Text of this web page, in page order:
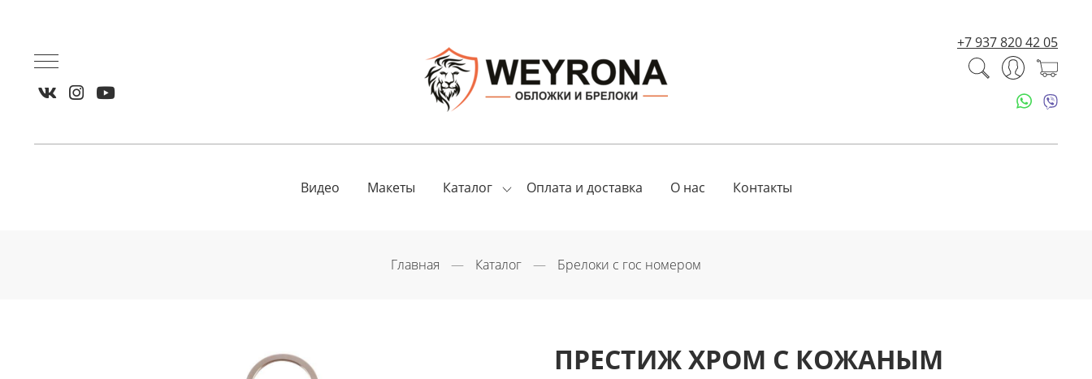
+7 937 820 42 05
Видео Макеты Каталог Оплата и доставка О нас Контакты
Главная Каталог Брелоки с гос номером
ПРЕСТИЖ ХРОМ С КОЖАНЫМ